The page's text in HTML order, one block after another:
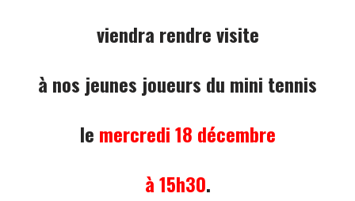
viendra rendre visite
à nos jeunes joueurs du mini tennis
le mercredi 18 décembre
à 15h30.